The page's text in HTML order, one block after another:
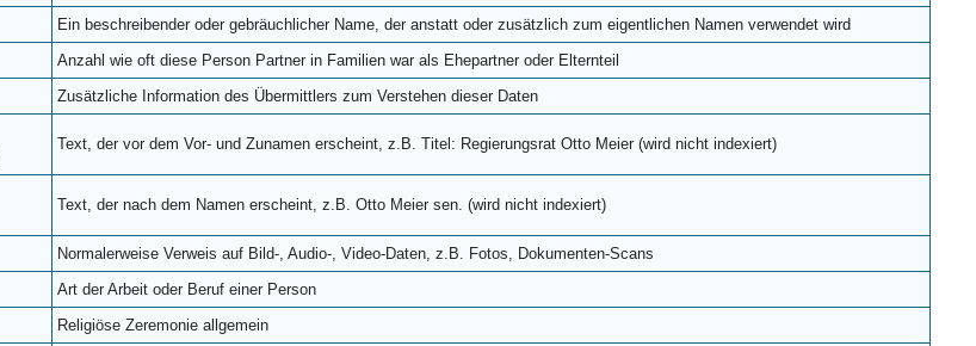
Ein beschreibender oder gebräuchlicher Name, der anstatt oder zusätzlich zum eigentlichen Namen verwendet wird
Anzahl wie oft diese Person Partner in Familien war als Ehepartner oder Elternteil
Zusätzliche Information des Übermittlers zum Verstehen dieser Daten
Text, der vor dem Vor- und Zunamen erscheint, z.B. Titel: Regierungsrat Otto Meier (wird nicht indexiert)
Text, der nach dem Namen erscheint, z.B. Otto Meier sen. (wird nicht indexiert)
Normalerweise Verweis auf Bild-, Audio-, Video-Daten, z.B. Fotos, Dokumenten-Scans
Art der Arbeit oder Beruf einer Person
Religiöse Zeremonie allgemein